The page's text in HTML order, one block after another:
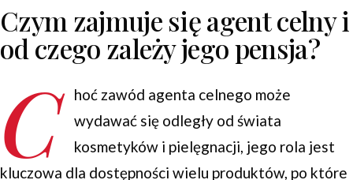
Czym zajmuje się agent celny i
od czego zależy jego pensja?
C
hoć zawód agenta celnego może
wydawać się odległy od świata
kosmetyków i pielęgnacji, jego rola jest
kluczowa dla dostępności wielu produktów, po które